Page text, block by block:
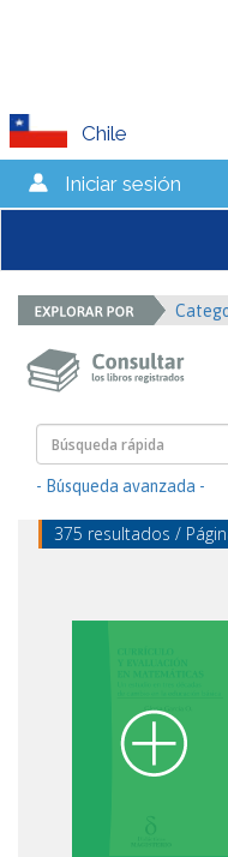
Chile
Iniciar sesión
- Búsqueda avanzada -
375 resultados /